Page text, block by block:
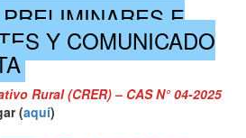
E
Y COMUNICADO
Rural (CRER) – CAS N° 04-2025
(aquí)